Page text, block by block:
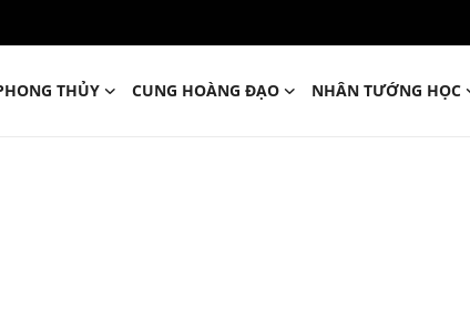
THỦY CUNG HOÀNG ĐẠO NHÂN TƯỚNG HỌC